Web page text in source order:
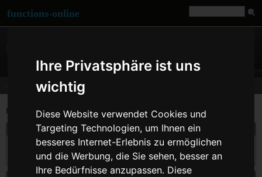
Ihre Privatsphäre ist uns
wichtig
Diese Website verwendet Cookies und
Targeting Technologien, um Ihnen ein
besseres Internet-Erlebnis zu ermöglichen
und die Werbung, die Sie sehen, besser an
Ihre Bedürfnisse anzupassen. Diese
functions-online
Array
Execute and test PHP functions for array handling and manipulation.
array_search
Durchsucht $haystack nach $needle. Gibt den Schlüssel für $needle zurück, wenn es
gefunden wurde, ansonsten FALSE.